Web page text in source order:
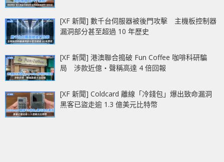
[XF 新聞] 數千台伺服器被後門攻擊 主機板控制器
漏洞部分甚至超過 10 年歷史
[XF 新聞] 港澳聯合搗破 Fun Coffee 咖啡科研騙
局 涉款近億‧聲稱高達 4 倍回報
[XF 新聞] Coldcard 離線「冷錢包」爆出致命漏洞
黑客已盜走逾 1.3 億美元比特幣